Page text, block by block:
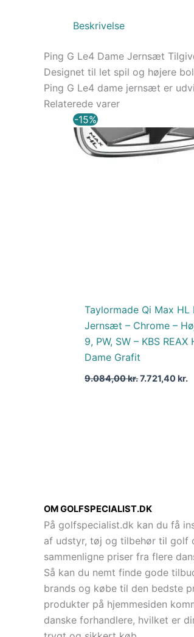
Beskrivelse
Ping G Le4 Dame Jernsæt
Designet til let spil og højere
Ping G Le4 dame jernsæt er
Relaterede varer
-15%
Taylormade Qi Max HL
Jernsæt – Chrome –
9, PW, SW – KBS REAX
Dame Grafit
9.084,00kr.
oprindelige
pris
var:
9.084,00 kr..
7.721,40kr.
OM GOLFSPECIALIST.DK
På golfspecialist.dk kan du få
af udstyr, tøj og tilbehør til golf
sammenligne priser fra flere
Så kan du nemt finde gode
brands og købe til den bedste
produkter på hjemmesiden
danske forhandlere, hvilket er